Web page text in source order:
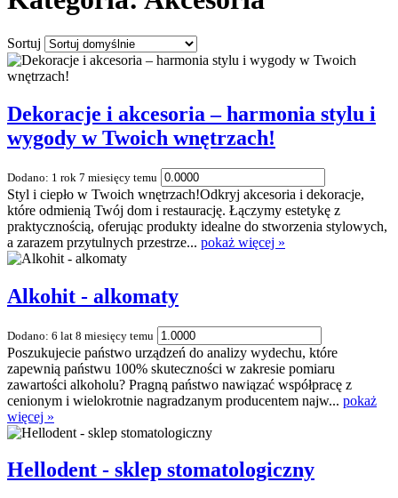
Sortuj
Dekoracje i akcesoria – harmonia stylu i
wygody w Twoich wnętrzach!
Dodano: 1 rok 7 miesięcy temu
Styl i ciepło w Twoich wnętrzach!Odkryj akcesoria i dekoracje,
które odmienią Twój dom i restaurację. Łączymy estetykę z
praktycznością, oferując produkty idealne do stworzenia stylowych,
a zarazem przytulnych przestrze... pokaż więcej »
Alkohit - alkomaty
Dodano: 6 lat 8 miesięcy temu
Poszukujecie państwo urządzeń do analizy wydechu, które
zapewnią państwu 100% skuteczności w zakresie pomiaru
zawartości alkoholu? Pragną państwo nawiązać współpracę z
cenionym i wielokrotnie nagradzanym producentem najw... pokaż
więcej »
Hellodent - sklep stomatologiczny